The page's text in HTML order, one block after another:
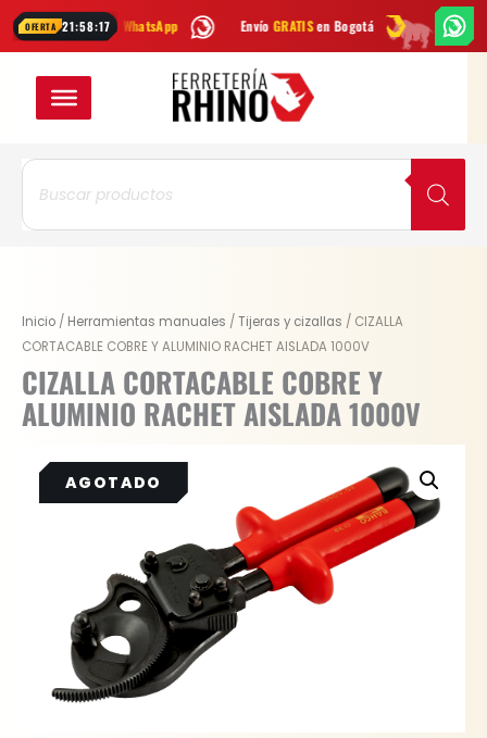
OFERTA 21:58:16
porWhatsApp Envío GRATISen Bogotá Envío gratis a
Búsqueda
productos
Inicio / Herramientas manuales /Tijeras y cizallas / CIZALLA
CORTACABLE COBRE Y ALUMINIO RACHET AISLADA 1000V
CIZALLA CORTACABLE COBRE Y
ALUMINIO RACHET AISLADA 1000V